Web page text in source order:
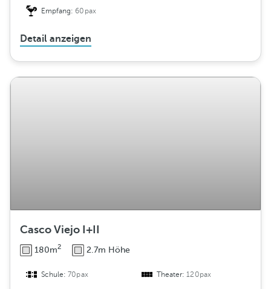
Empfang:60pax
Detail anzeigen
Casco Viejo I+II
180m2 2.7m Höhe
Schule:70pax Theater:120pax